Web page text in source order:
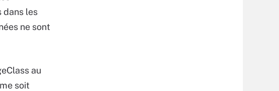
dans les
ne sont
au
soit